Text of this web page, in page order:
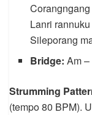
Corangngang
Lanri
Sileporang
Bridge: Am
Strumming
(tempo 80 BPM).